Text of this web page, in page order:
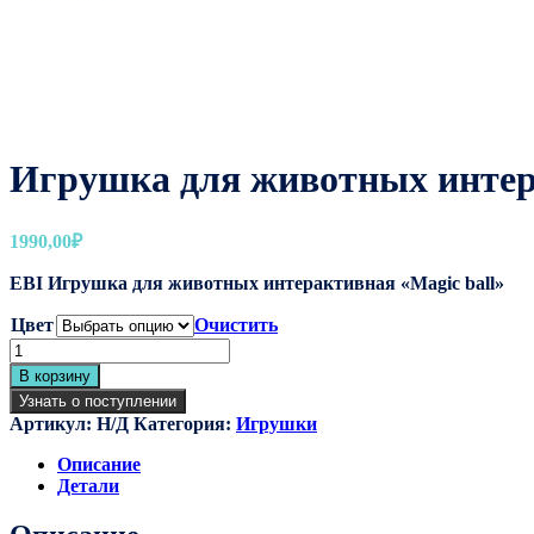
Игрушка для животных
1990,00₽
EBI Игрушка для животных интерактивная «Magic ball»
Цвет
Очистить
Количество
товара
Игрушка
для
животных
интерактивная
В корзину
Узнать о поступлении
Артикул: Н/Д Категория: Игрушки
Описание
Детали